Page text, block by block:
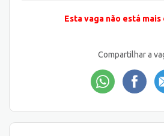
Esta vaga não está
Compartilhar a